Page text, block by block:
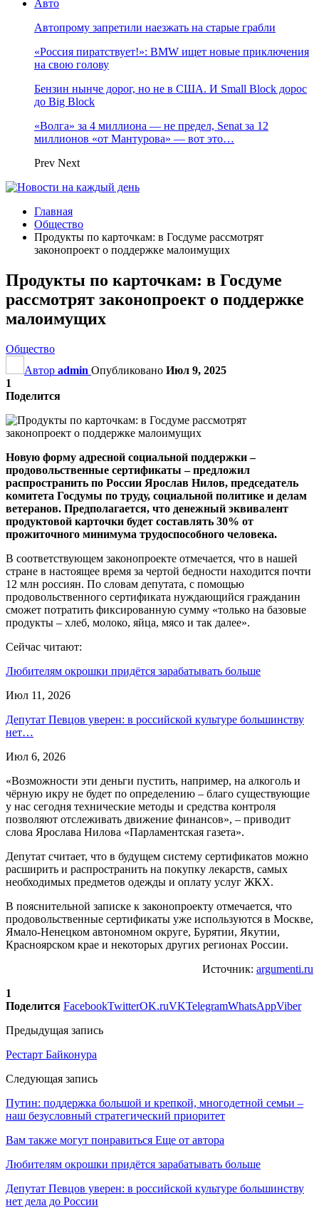
Авто
Автопрому запретили наезжать на старые грабли
«Россия пиратствует!»: BMW ищет новые приключения
на свою голову
Бензин нынче дорог, но не в США. И Small Block дорос
до Big Block
«Волга» за 4 миллиона — не предел, Senat за 12
миллионов «от Мантурова» — вот это…
Prev Next
Главная
Общество
Продукты по карточкам: в Госдуме рассмотрят
законопроект о поддержке малоимущих
Продукты по карточкам: в Госдуме
рассмотрят законопроект о поддержке
малоимущих
Общество
Автор admin Опубликовано Июл 9, 2025
1
Поделится
Новую форму адресной социальной поддержки –
продовольственные сертификаты – предложил
распространить по России Ярослав Нилов, председатель
комитета Госдумы по труду, социальной политике и делам
ветеранов. Предполагается, что денежный эквивалент
продуктовой карточки будет составлять 30% от
прожиточного минимума трудоспособного человека.
В соответствующем законопроекте отмечается, что в нашей
стране в настоящее время за чертой бедности находится почти
12 млн россиян. По словам депутата, с помощью
продовольственного сертификата нуждающийся гражданин
сможет потратить фиксированную сумму «только на базовые
продукты – хлеб, молоко, яйца, мясо и так далее».
Сейчас читают:
Любителям окрошки придётся зарабатывать больше
Июл 11, 2026
Депутат Певцов уверен: в российской культуре большинству
нет…
Июл 6, 2026
«Возможности эти деньги пустить, например, на алкоголь и
чёрную икру не будет по определению – благо существующие
у нас сегодня технические методы и средства контроля
позволяют отслеживать движение финансов», – приводит
слова Ярослава Нилова «Парламентская газета».
Депутат считает, что в будущем систему сертификатов можно
расширить и распространить на покупку лекарств, самых
необходимых предметов одежды и оплату услуг ЖКХ.
В пояснительной записке к законопроекту отмечается, что
продовольственные сертификаты уже используются в Москве,
Ямало-Ненецком автономном округе, Бурятии, Якутии,
Красноярском крае и некоторых других регионах России.
Источник: argumenti.ru
1
Поделится FacebookTwitterOK.ruVKTelegramWhatsAppViber
Предыдущая запись
Рестарт Байконура
Следующая запись
Путин: поддержка большой и крепкой, многодетной семьи –
наш безусловный стратегический приоритет
Вам также могут понравиться Еще от автора
Любителям окрошки придётся зарабатывать больше
Депутат Певцов уверен: в российской культуре большинству
нет дела до России